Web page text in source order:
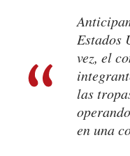
Estados
vez, el
las
en una